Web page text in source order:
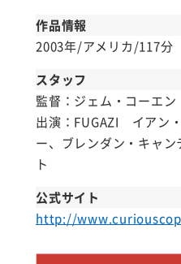
作品情報
2003年/アメリカ/117分
スタッフ
監督：ジェム・コーエン
出演：FUGAZI イアン
ー、ブレンダン・キャ
ト
公式サイト
http://